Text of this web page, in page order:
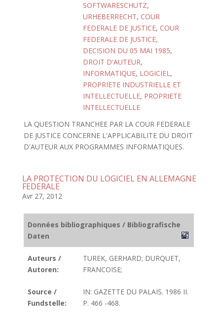
SOFTWARESCHUTZ,
URHEBERRECHT, COUR
FEDERALE DE JUSTICE, COUR
FEDERALE DE JUSTICE,
DECISION DU 05 MAI 1985,
DROIT D'AUTEUR,
INFORMATIQUE, LOGICIEL,
PROPRIETE INDUSTRIELLE ET
INTELLECTUELLE, PROPRIETE
INTELLECTUELLE
LA QUESTION TRANCHEE PAR LA COUR FEDERALE
DE JUSTICE CONCERNE L'APPLICABILITE DU DROIT
D'AUTEUR AUX PROGRAMMES INFORMATIQUES.
LA PROTECTION DU LOGICIEL EN ALLEMAGNE
FEDERALE
Avr 27, 2012
Données bibliographiques / Bibliografische
Daten
Auteurs /
Autoren:
TUREK, GERHARD; DURQUET,
FRANCOISE;
Source /
Fundstelle:
IN: GAZETTE DU PALAIS. 1986 II.
P. 466 -468.